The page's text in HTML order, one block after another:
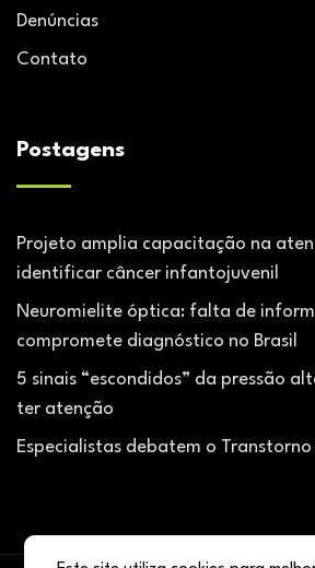
Denúncias
Contato
Postagens
Projeto amplia capacitação na
identificar câncer infantojuvenil
Neuromielite óptica: falta de
compromete diagnóstico no Brasil
5 sinais “escondidos” da pressão
ter atenção
Especialistas debatem o